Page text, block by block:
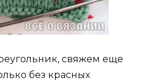
свяжем еще
без красных